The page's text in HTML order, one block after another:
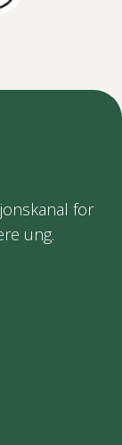
for
ung.